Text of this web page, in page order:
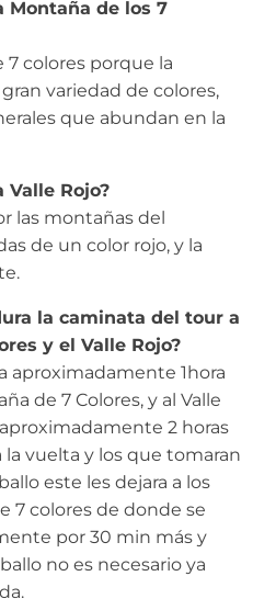
Montaña de los 7
7 colores porque la
variedad de colores,
que abundan en la
Valle Rojo?
las montañas del
de un color rojo, y la
la caminata del tour a
y el Valle Rojo?
aproximadamente 1hora
de 7 Colores, y al Valle
2 horas
la vuelta y los que tomaran
este les dejara a los
7 colores de donde se
por 30 min más y
no es necesario ya